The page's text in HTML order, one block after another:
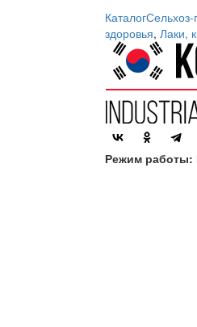
КаталогСельхоз-
здоровья, Лаки,
Режим работы: